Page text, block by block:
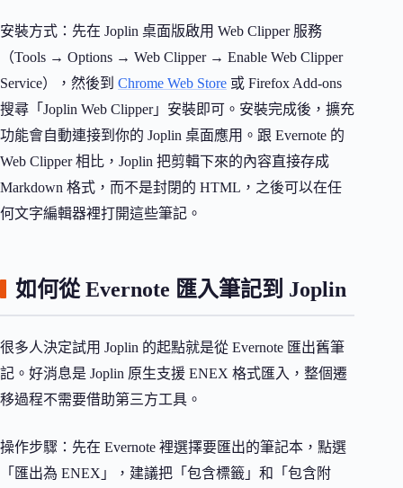
安裝方式：先在 Joplin 桌面版啟用 Web Clipper 服務
（Tools → Options → Web Clipper → Enable Web Clipper
Service），然後到 Chrome Web Store 或 Firefox Add-ons
搜尋「Joplin Web Clipper」安裝即可。安裝完成後，擴充
功能會自動連接到你的 Joplin 桌面應用。跟 Evernote 的
Web Clipper 相比，Joplin 把剪輯下來的內容直接存成
Markdown 格式，而不是封閉的 HTML，之後可以在任
何文字編輯器裡打開這些筆記。
如何從 Evernote 匯入筆記到 Joplin
很多人決定試用 Joplin 的起點就是從 Evernote 匯出舊筆
記。好消息是 Joplin 原生支援 ENEX 格式匯入，整個遷
移過程不需要借助第三方工具。
操作步驟：先在 Evernote 裡選擇要匯出的筆記本，點選
「匯出為 ENEX」，建議把「包含標籤」和「包含附